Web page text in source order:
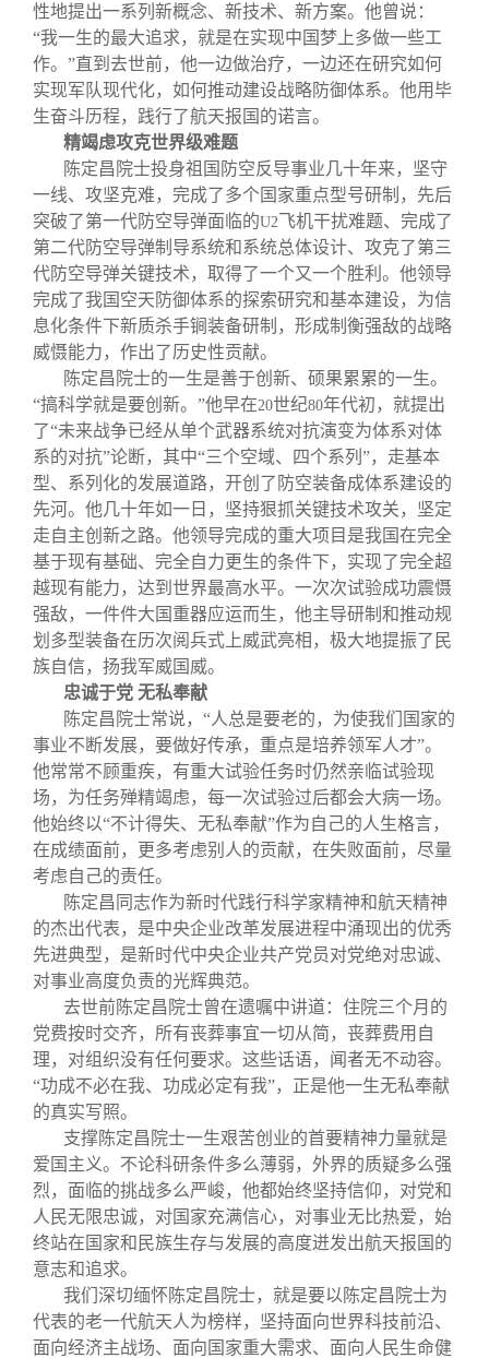
性地提出一系列新概念、新技术、新方案。他曾说：
“我一生的最大追求，就是在实现中国梦上多做一些工
作。”直到去世前，他一边做治疗，一边还在研究如何
实现军队现代化，如何推动建设战略防御体系。他用毕
生奋斗历程，践行了航天报国的诺言。
精竭虑攻克世界级难题
陈定昌院士投身祖国防空反导事业几十年来，坚守
一线、攻坚克难，完成了多个国家重点型号研制，先后
突破了第一代防空导弹面临的U2飞机干扰难题、完成了
第二代防空导弹制导系统和系统总体设计、攻克了第三
代防空导弹关键技术，取得了一个又一个胜利。他领导
完成了我国空天防御体系的探索研究和基本建设，为信
息化条件下新质杀手锏装备研制，形成制衡强敌的战略
威慑能力，作出了历史性贡献。
陈定昌院士的一生是善于创新、硕果累累的一生。
“搞科学就是要创新。”他早在20世纪80年代初，就提出
了“未来战争已经从单个武器系统对抗演变为体系对体
系的对抗”论断，其中“三个空域、四个系列”，走基本
型、系列化的发展道路，开创了防空装备成体系建设的
先河。他几十年如一日，坚持狠抓关键技术攻关，坚定
走自主创新之路。他领导完成的重大项目是我国在完全
基于现有基础、完全自力更生的条件下，实现了完全超
越现有能力，达到世界最高水平。一次次试验成功震慑
强敌，一件件大国重器应运而生，他主导研制和推动规
划多型装备在历次阅兵式上威武亮相，极大地提振了民
族自信，扬我军威国威。
忠诚于党 无私奉献
陈定昌院士常说，“人总是要老的，为使我们国家的
事业不断发展，要做好传承，重点是培养领军人才”。
他常常不顾重疾，有重大试验任务时仍然亲临试验现
场，为任务殚精竭虑，每一次试验过后都会大病一场。
他始终以“不计得失、无私奉献”作为自己的人生格言，
在成绩面前，更多考虑别人的贡献，在失败面前，尽量
考虑自己的责任。
陈定昌同志作为新时代践行科学家精神和航天精神
的杰出代表，是中央企业改革发展进程中涌现出的优秀
先进典型，是新时代中央企业共产党员对党绝对忠诚、
对事业高度负责的光辉典范。
去世前陈定昌院士曾在遗嘱中讲道：住院三个月的
党费按时交齐，所有丧葬事宜一切从简，丧葬费用自
理，对组织没有任何要求。这些话语，闻者无不动容。
“功成不必在我、功成必定有我”，正是他一生无私奉献
的真实写照。
支撑陈定昌院士一生艰苦创业的首要精神力量就是
爱国主义。不论科研条件多么薄弱，外界的质疑多么强
烈，面临的挑战多么严峻，他都始终坚持信仰，对党和
人民无限忠诚，对国家充满信心，对事业无比热爱，始
终站在国家和民族生存与发展的高度迸发出航天报国的
意志和追求。
我们深切缅怀陈定昌院士，就是要以陈定昌院士为
代表的老一代航天人为榜样，坚持面向世界科技前沿、
面向经济主战场、面向国家重大需求、面向人民生命健